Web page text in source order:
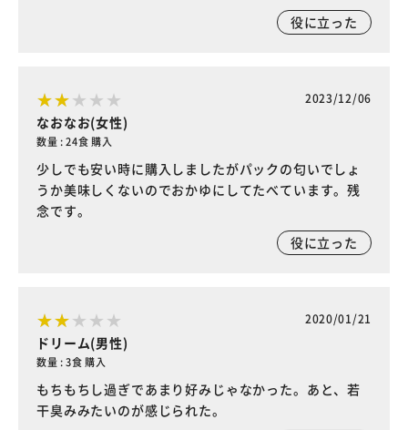
役に立った
2023/12/06
なおなお(女性)
数量 : 24食 購入
少しでも安い時に購入しましたがパックの匂いでしょ
うか美味しくないのでおかゆにしてたべています。残
念です。
役に立った
2020/01/21
ドリーム(男性)
数量 : 3食 購入
もちもちし過ぎであまり好みじゃなかった。あと、若
干臭みみたいのが感じられた。